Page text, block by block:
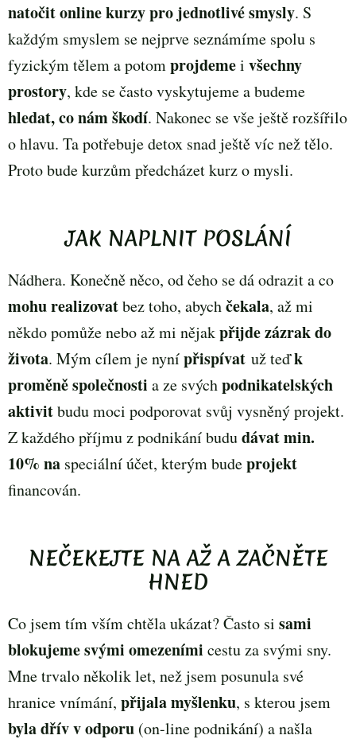
natočit online kurzy pro jednotlivé smysly. S
každým smyslem se nejprve seznámíme spolu s
fyzickým tělem a potomprojdemei všechny
prostory, kde se často vyskytujeme a budeme
hledat, co nám škodí. Nakonec se vše ještě rozšířilo
o hlavu. Ta potřebuje detox snad ještě víc než tělo.
Proto bude kurzům předcházet kurz o mysli.
JAK NAPLNIT POSLÁNÍ
Nádhera. Konečně něco, od čeho se dá odrazit a co
mohu realizovatbez toho, abychčekala, až mi
někdo pomůže nebo až mi nějakpřijde zázrak do
života. Mým cílem je nynípřispívat už teďk
proměně společnosti a ze svýchpodnikatelských
aktivitbudu moci podporovat svůj vysněný projekt.
Z každého příjmu z podnikání bududávat min.
10% na speciální účet, kterým budeprojekt
financován.
NEČEKEJTE NA AŽ A ZAČNĚTE
HNED
Co jsem tím vším chtěla ukázat? Často si sami
blokujeme svými omezeními cestu za svými sny.
Mne trvalo několik let, než jsem posunula své
hranice vnímání, přijala myšlenku, s kterou jsem
byla dřív v odporu (on-line podnikání) a našla